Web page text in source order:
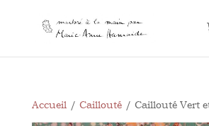
Accueil/ Caillouté/ Caillouté Vert